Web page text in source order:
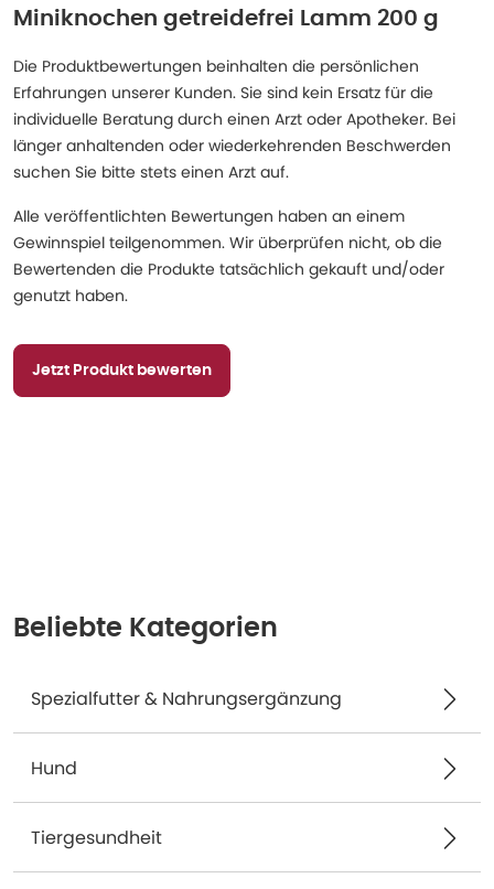
Miniknochen getreidefrei Lamm 200 g
Die Produktbewertungen beinhalten die persönlichen
Erfahrungen unserer Kunden. Sie sind kein Ersatz für die
individuelle Beratung durch einen Arzt oder Apotheker. Bei
länger anhaltenden oder wiederkehrenden Beschwerden
suchen Sie bitte stets einen Arzt auf.
Alle veröffentlichten Bewertungen haben an einem
Gewinnspiel teilgenommen. Wir überprüfen nicht, ob die
Bewertenden die Produkte tatsächlich gekauft und/oder
genutzt haben.
Jetzt Produkt bewerten
Beliebte Kategorien
Spezialfutter & Nahrungsergänzung
Hund
Tiergesundheit